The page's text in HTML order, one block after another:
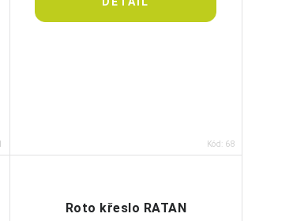
Kód: 68
Roto křeslo RATAN